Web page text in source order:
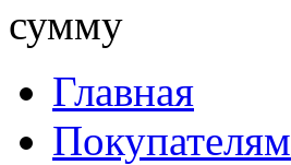
сумму
Главная
Покупателям